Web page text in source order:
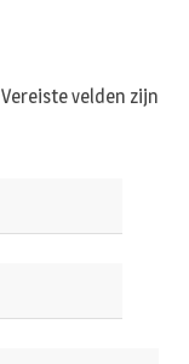
Vereiste velden zijn